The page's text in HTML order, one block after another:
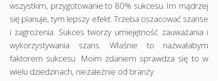
wszystkim, przygotowanie to 80% sukcesu. Im mądrzej
się planuje, tym lepszy efekt. Trzeba oszacować szanse
i zagrożenia. Sukces tworzy umiejętność zauważania i
wykorzystywania szans. Właśnie to nazwałabym
faktorem sukcesu. Moim zdaniem sprawdza się to w
wielu dziedzinach, niezależnie od branży.